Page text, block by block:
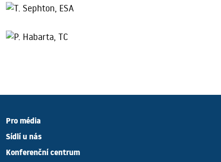
Pro média
Sídlí u nás
Konferenční centrum